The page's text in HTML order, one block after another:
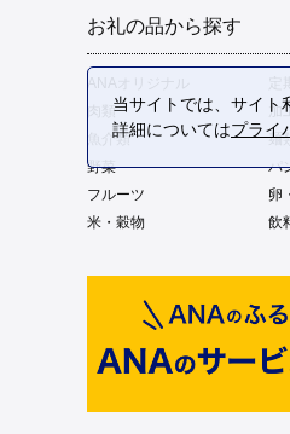
お礼の品から探す
肉類
加
魚介類
麺
野菜
パ
フルーツ
卵
米・穀物
飲
当サイトでは、サイト
詳細についてはプライ